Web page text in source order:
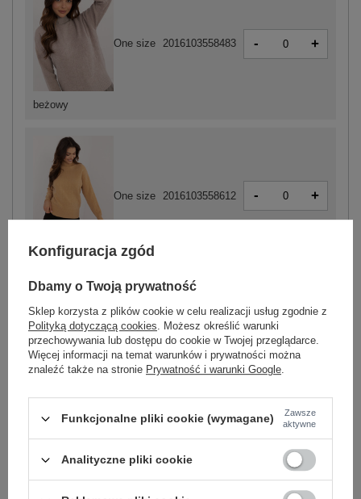
beżowy
One size 2016103558483 - +
camelowy
One size 2016103558612 - +
One size 2016103558629 - +
Zobacz wszystkie kolory (+6)
Konfiguracja zgód
Dbamy o Twoją prywatność
Sklep korzysta z plików cookie w celu realizacji usług zgodnie z
Polityką dotyczącą cookies. Możesz określić warunki
przechowywania lub dostępu do cookie w Twojej przeglądarce.
Więcej informacji na temat warunków i prywatności można
znaleźć także na stronie Prywatność i warunki Google.
Funkcjonalne pliki cookie (wymagane)
Zawsze
aktywne
Analityczne pliki cookie